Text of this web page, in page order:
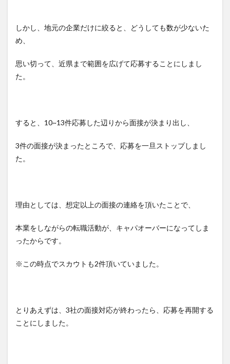
しかし、地元の企業だけに絞ると、どうしても数が少ないた
め、
思い切って、近県まで範囲を広げて応募することにしまし
た。
すると、10~13件応募した辺りから面接が決まり出し、
3件の面接が決まったところで、応募を一旦ストップしまし
た。
理由としては、想定以上の面接の連絡を頂いたことで、
本業をしながらの転職活動が、キャパオーバーになってしま
ったからです。
※この時点でスカウトも2件頂いていました。
とりあえずは、3社の面接対応が終わったら、応募を再開する
ことにしました。